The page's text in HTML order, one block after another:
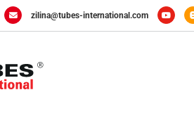
zilina@tubes-international.com